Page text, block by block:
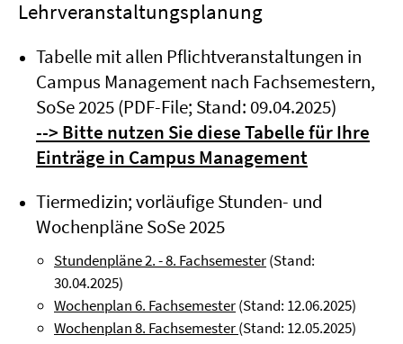
Lehrveranstaltungsplanung
Tabelle mit allen Pflichtveranstaltungen in
Campus Management nach Fachsemestern,
SoSe 2025 (PDF-File; Stand: 09.04.2025)
--> Bitte nutzen Sie diese Tabelle für Ihre
Einträge in Campus Management
Tiermedizin; vorläufige Stunden- und
Wochenpläne SoSe 2025
Stundenpläne 2. - 8. Fachsemester(Stand:
30.04.2025)
Wochenplan 6. Fachsemester(Stand: 12.06.2025)
Wochenplan 8. Fachsemester(Stand: 12.05.2025)